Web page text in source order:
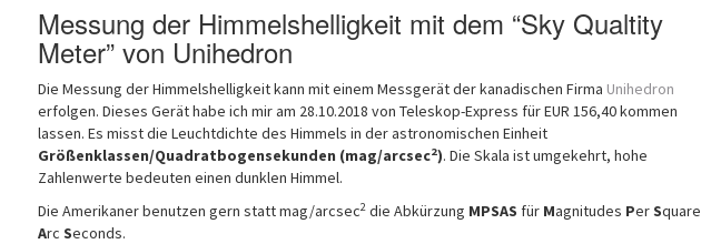
Messung der Himmelshelligkeit mit dem “Sky Qualtity
Meter” von Unihedron
Die Messung der Himmelshelligkeit kann mit einem Messgerät der kanadischen Firma Unihedron
erfolgen. Dieses Gerät habe ich mir am 28.10.2018 von Teleskop-Express für EUR 156,40 kommen
lassen. Es misst die Leuchtdichte des Himmels in der astronomischen Einheit
Größenklassen/Quadratbogensekunden (mag/arcsec2). Die Skala ist umgekehrt, hohe
Zahlenwerte bedeuten einen dunklen Himmel.
Die Amerikaner benutzen gern statt mag/arcsec2die Abkürzung MPSAS für Magnitudes PerSquare
Arc Seconds.